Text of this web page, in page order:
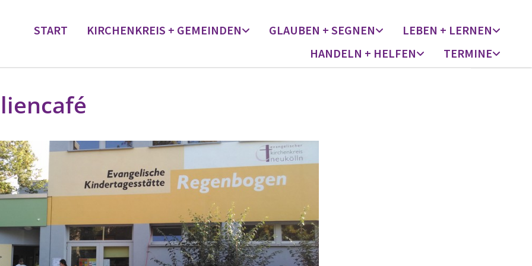
START KIRCHENKREIS + GEMEINDEN GLAUBEN + SEGNEN
LEBEN + LERNEN
HANDELN + HELFEN
TERMINE